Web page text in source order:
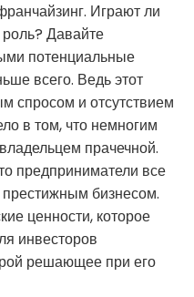
Играют ли
Давайте
потенциальные
всего. Ведь этот
спросом и отсутствием
в том, что немногим
прачечной.
предприниматели все
бизнесом.
ценности, которое
инвесторов
решающее при его